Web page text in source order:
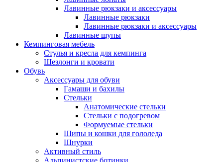
Лавинные рюкзаки и аксессуары
Лавинные рюкзаки
Лавинные рюкзаки и аксессуары
Лавинные щупы
Кемпинговая мебель
Стулья и кресла для кемпинга
Шезлонги и кровати
Обувь
Аксессуары для обуви
Гамаши и бахилы
Стельки
Анатомические стельки
Стельки с подогревом
Формуемые стельки
Шипы и кошки для гололеда
Шнурки
Активный стиль
Альпинистские ботинки